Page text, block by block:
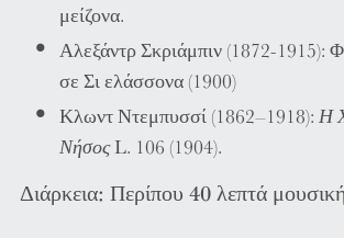
μείζονα.
Αλεξάντρ Σκριάμπιν (1872-1915):
σε Σι ελάσσονα (1900)
Κλωντ Ντεμπυσσί (1862–1918):Η
ΝήσοςL. 106 (1904).
Διάρκεια: Περίπου 40 λεπτά